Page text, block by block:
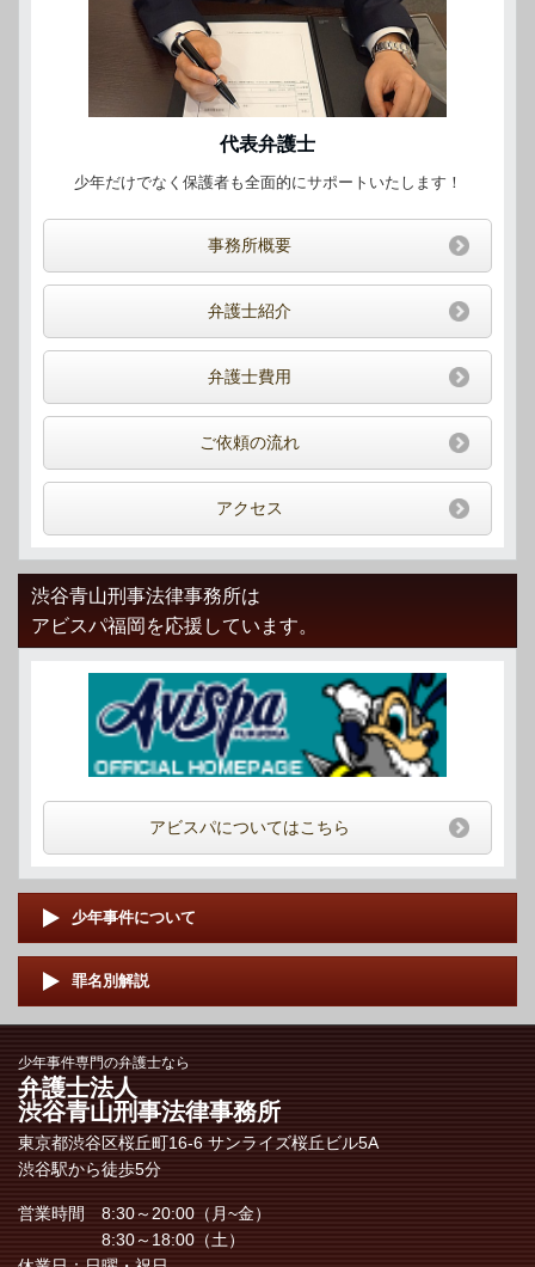
代表弁護士
少年だけでなく保護者も全面的にサポートいたします！
事務所概要
弁護士紹介
弁護士費用
ご依頼の流れ
アクセス
渋谷青山刑事法律事務所は
アビスパ福岡を応援しています。
アビスパについてはこちら
少年事件について
罪名別解説
少年事件専門の弁護士なら
弁護士法人
渋谷青山刑事法律事務所
東京都渋谷区桜丘町16-6 サンライズ桜丘ビル5A
渋谷駅から徒歩5分
営業時間 8:30～20:00（月~金）
8:30～18:00（土）